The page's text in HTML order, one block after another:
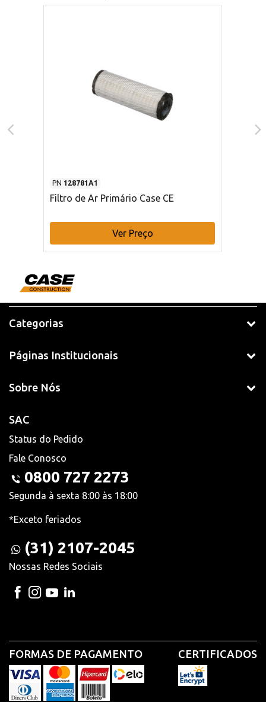
PN 128781A1
Filtro de Ar Primário Case CE
Ver Preço
Categorias
Páginas Institucionais
Sobre Nós
SAC
Status do Pedido
Fale Conosco
0800 727 2273
Segunda à sexta 8:00 às 18:00
*Exceto feriados
(31) 2107-2045
Nossas Redes Sociais
FORMAS DE PAGAMENTO CERTIFICADOS